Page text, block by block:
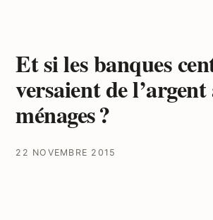
Et si les banques
versaient de
ménages ?
22 NOVEMBRE 2015